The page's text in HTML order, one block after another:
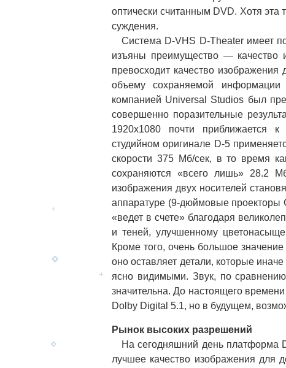
оптически считанным DVD. Хотя
суждения.
Система D-VHS D-Theater имеет
изъяны преимущество — качество
превосходит качество
объему сохраняемой
компанией Universal Studios был
совершенно поразительные
1920х1080 почти приближается
студийном оригинале D-5
скорости 375 Мб/сек, в то время
сохраняются «всего лишь» 28.2
изображения двух носителей
аппаратуре (9-дюймовые проекторы
«ведет в счете» благодаря
и теней, улучшенному
Кроме того, очень большое
оно оставляет детали, которые
ясно видимыми. Звук, по
значительна. До настоящего
Dolby Digital 5.1, но в будущем,
Рынок высоких разрешений
На сегодняшний день платформа
лучшее качество изображения для